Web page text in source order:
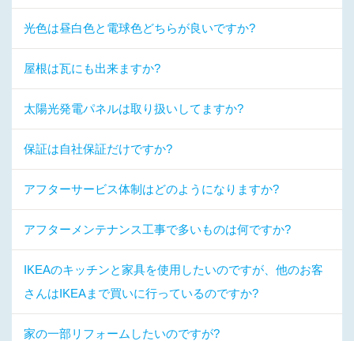
光色は昼白色と電球色どちらが良いですか?
屋根は瓦にも出来ますか?
太陽光発電パネルは取り扱いしてますか?
保証は自社保証だけですか?
アフターサービス体制はどのようになりますか?
アフターメンテナンス工事で多いものは何ですか?
IKEAのキッチンと家具を使用したいのですが、他のお客
さんはIKEAまで買いに行っているのですか?
家の一部リフォームしたいのですが?